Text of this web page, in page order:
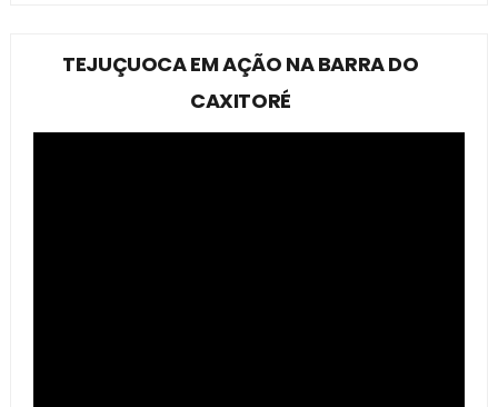
TEJUÇUOCA EM AÇÃO NA BARRA DO
CAXITORÉ